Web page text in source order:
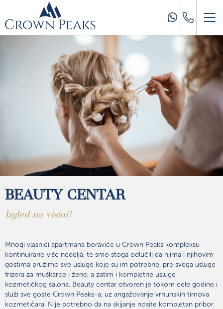
BEAUTY CENTAR
Izgled na visini!
Mnogi vlasnici apartmana boraviće u Crown Peaks kompleksu
kontinuirano više nedelja, te smo stoga odlučili da njima i njihovim
gostima pružimo sve usluge koje su im potrebne, pre svega usluge
frizera za muškarce i žene, a zatim i kompletne usluge
kozmetičkog salona. Beauty centar otvoren je tokom cele godine i
služi sve goste Crown Peaks-a, uz angažovanje vrhunskih timova
kozmetičara. Nije potrebno da na skijanje nosite kompletan pribor